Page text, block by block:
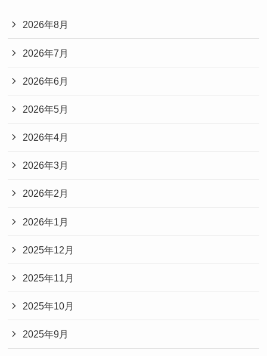
2026年8月
2026年7月
2026年6月
2026年5月
2026年4月
2026年3月
2026年2月
2026年1月
2025年12月
2025年11月
2025年10月
2025年9月